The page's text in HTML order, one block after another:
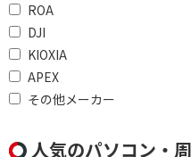
ROA
DJI
KIOXIA
APEX
その他メーカー
人気のパソコン・